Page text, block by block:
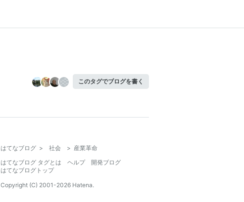
このタグでブログを書く
はてなブログ > 社会 > 産業革命
はてなブログ タグとは
ヘルプ
開発ブログ
はてなブログトップ
Copyright (C) 2001-2026 Hatena.